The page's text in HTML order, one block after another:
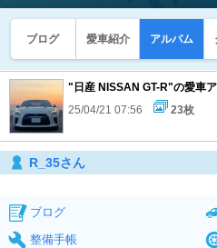
ブログ 愛車紹介 アルバム
"日産 NISSAN GT-R"の愛車
25/04/21 07:56
23枚
R_35さん
ブログ
整備手帳